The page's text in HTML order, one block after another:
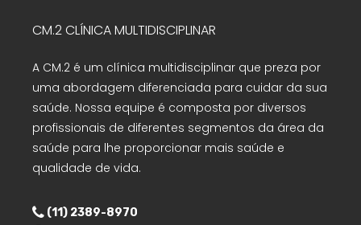
CM.2 CLÍNICA MULTIDISCIPLINAR
A CM.2 é um clínica multidisciplinar que preza por
uma abordagem diferenciada para cuidar da sua
saúde. Nossa equipe é composta por diversos
profissionais de diferentes segmentos da área da
saúde para lhe proporcionar mais saúde e
qualidade de vida.
(11) 2389-8970